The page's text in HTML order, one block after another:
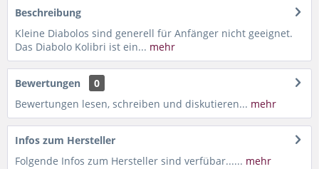
Beschreibung
Kleine Diabolos sind generell für Anfänger nicht geeignet.
Das Diabolo Kolibri ist ein... mehr
Bewertungen
0
Bewertungen lesen, schreiben und diskutieren... mehr
Infos zum Hersteller
Folgende Infos zum Hersteller sind verfübar...... mehr